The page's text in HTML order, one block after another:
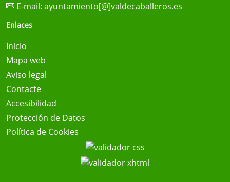
E-mail: ayuntamiento[@]valdecaballeros.es
Enlaces
Inicio
Mapa web
Aviso legal
Contacte
Accesibilidad
Protección de Datos
Política de Cookies